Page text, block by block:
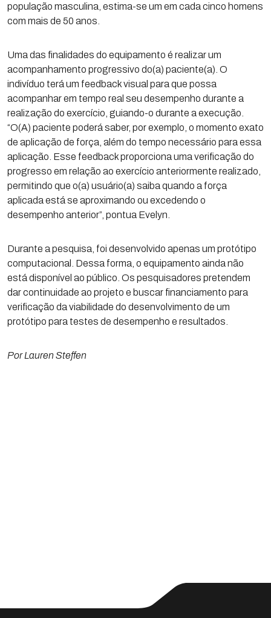
população masculina, estima-se um em cada cinco homens
com mais de 50 anos.
Uma das finalidades do equipamento é realizar um
acompanhamento progressivo do(a) paciente(a). O
indivíduo terá um feedback visual para que possa
acompanhar em tempo real seu desempenho durante a
realização do exercício, guiando-o durante a execução.
“O(A) paciente poderá saber, por exemplo, o momento exato
de aplicação de força, além do tempo necessário para essa
aplicação. Esse feedback proporciona uma verificação do
progresso em relação ao exercício anteriormente realizado,
permitindo que o(a) usuário(a) saiba quando a força
aplicada está se aproximando ou excedendo o
desempenho anterior”, pontua Evelyn.
Durante a pesquisa, foi desenvolvido apenas um protótipo
computacional. Dessa forma, o equipamento ainda não
está disponível ao público. Os pesquisadores pretendem
dar continuidade ao projeto e buscar financiamento para
verificação da viabilidade do desenvolvimento de um
protótipo para testes de desempenho e resultados.
Por Lauren Steffen